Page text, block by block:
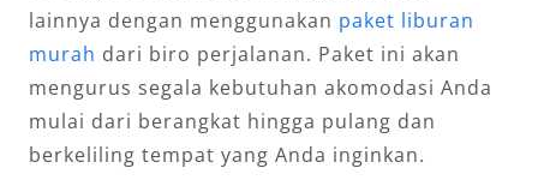
lainnya dengan menggunakan paket liburan
murah dari biro perjalanan. Paket ini akan
mengurus segala kebutuhan akomodasi Anda
mulai dari berangkat hingga pulang dan
berkeliling tempat yang Anda inginkan.